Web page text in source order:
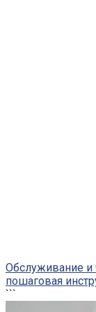
Обслуживание и
пошаговая
```